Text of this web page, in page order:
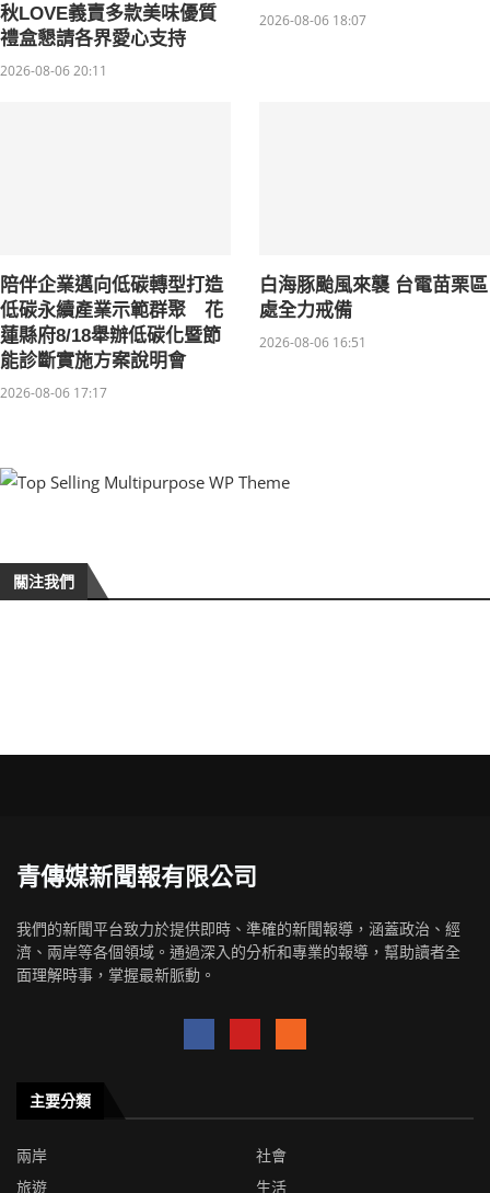
秋LOVE義賣多款美味優質
禮盒懇請各界愛心支持
2026-08-06 20:11
2026-08-06 18:07
陪伴企業邁向低碳轉型打造
低碳永續產業示範群聚 花
蓮縣府8/18舉辦低碳化暨節
能診斷實施方案說明會
2026-08-06 17:17
白海豚颱風來襲 台電苗栗區
處全力戒備
2026-08-06 16:51
關注我們
青傳媒新聞報有限公司
我們的新聞平台致力於提供即時、準確的新聞報導，涵蓋政治、經
濟、兩岸等各個領域。通過深入的分析和專業的報導，幫助讀者全
面理解時事，掌握最新脈動。
主要分類
兩岸
社會
旅遊
生活